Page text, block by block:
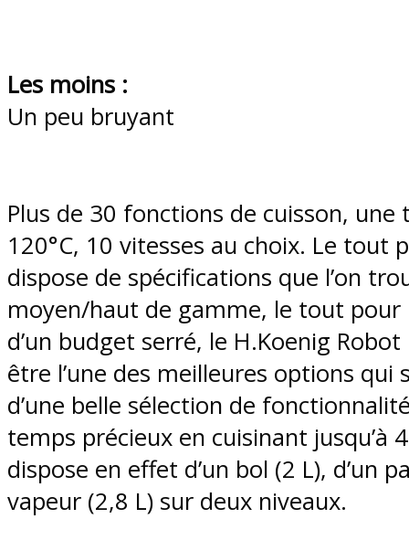
Les moins :
Un peu bruyant
Plus de 30 fonctions de cuisson,
120°C, 10 vitesses au choix. Le
dispose de spécifications que l’on
moyen/haut de gamme, le tout pour
d’un budget serré, le H.Koenig
être l’une des meilleures options
d’une belle sélection de
temps précieux en cuisinant
dispose en effet d’un bol (2 L), d’un
vapeur (2,8 L) sur deux niveaux.